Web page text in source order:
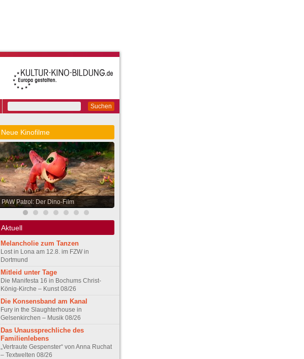
Suchen
Neue Kinofilme
PAW Patrol: Der Dino-Film
Aktuell
Melancholie zum Tanzen
Lost in Lona am 12.8. im FZW in
Dortmund
Mitleid unter Tage
Die Manifesta 16 in Bochums Christ-
König-Kirche – Kunst 08/26
Die Konsensband am Kanal
Fury in the Slaughterhouse in
Gelsenkirchen – Musik 08/26
Das Unaussprechliche des
Familienlebens
„Vertraute Gespenster“ von Anna Ruchat
– Textwelten 08/26